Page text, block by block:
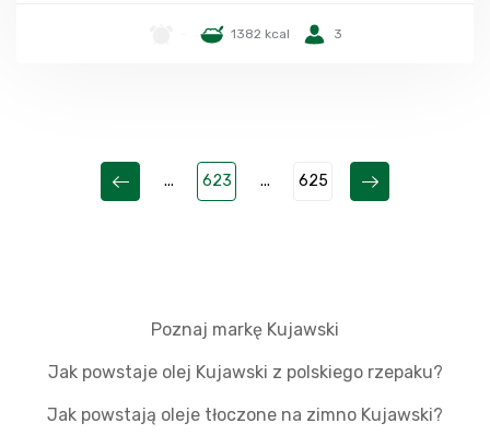
1382 kcal 3
... 623 ... 625
Poznaj markę Kujawski
Jak powstaje olej Kujawski z polskiego rzepaku?
Jak powstają oleje tłoczone na zimno Kujawski?